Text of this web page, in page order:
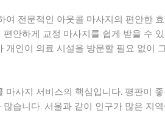
여 전문적인 아웃콜 마사지의 편안한
안하게 교정 마사지를 쉽게 받을 수
개인이 의료 시설을 방문할 필요 없이
마사지 서비스의 핵심입니다. 평판이
습니다. 서울과 같이 인구가 많은 지